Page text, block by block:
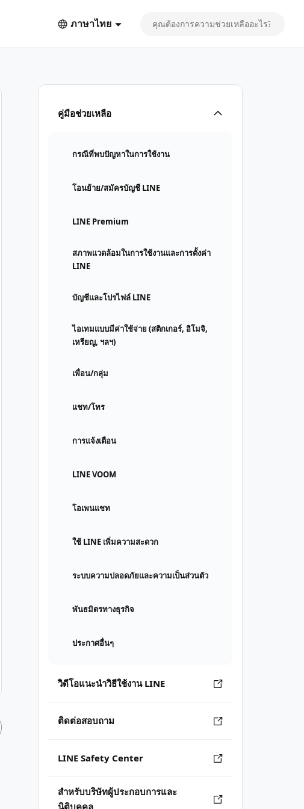
ภาษาไทย
คู่มือช่วยเหลือ
กรณีที่พบปัญหาในการใช้งาน
โอนย้าย/สมัครบัญชี LINE
LINE Premium
สภาพแวดล้อมในการใช้งานและการตั้งค่า
LINE
บัญชีและโปรไฟล์ LINE
ไอเทมแบบมีค่าใช้จ่าย (สติกเกอร์, อิโมจิ,
เหรียญ, ฯลฯ)
เพื่อน/กลุ่ม
แชท/โทร
การแจ้งเตือน
LINE VOOM
โอเพนแชท
ใช้ LINE เพิ่มความสะดวก
ระบบความปลอดภัยและความเป็นส่วนตัว
พันธมิตรทางธุรกิจ
ประกาศอื่นๆ
วิดีโอแนะนำวิธีใช้งาน LINE
ติดต่อสอบถาม
LINE Safety Center
สำหรับบริษัทผู้ประกอบการและ
นิติบุคคล